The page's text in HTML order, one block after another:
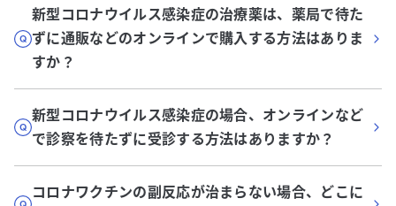
新型コロナウイルス感染症の治療薬は、薬局で待た
ずに通販などのオンラインで購入する方法はありま
すか？
新型コロナウイルス感染症の場合、オンラインなど
で診察を待たずに受診する方法はありますか？
コロナワクチンの副反応が治まらない場合、どこに